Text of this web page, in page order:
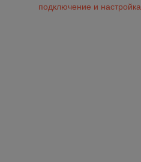
подключение и настройка